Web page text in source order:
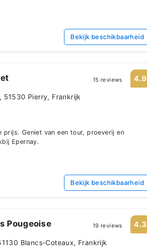
Bekijk beschikbaarheid
15 reviews 4.9
51530 Pierry, Frankrijk
prijs. Geniet van een tour, proeverij en
Epernay.
Bekijk beschikbaarheid
Pougeoise 19 reviews 4.3
Blancs-Coteaux, Frankrijk